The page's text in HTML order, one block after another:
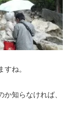
ね。
知らなければ、